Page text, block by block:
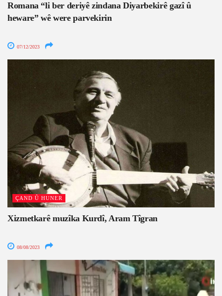
Romana “li ber deriyê zindana Diyarbekirê gazî û
heware” wê were parvekirin
07/12/2023
ÇAND Û HUNER
Xizmetkarê muzîka Kurdî, Aram Tîgran
08/08/2023